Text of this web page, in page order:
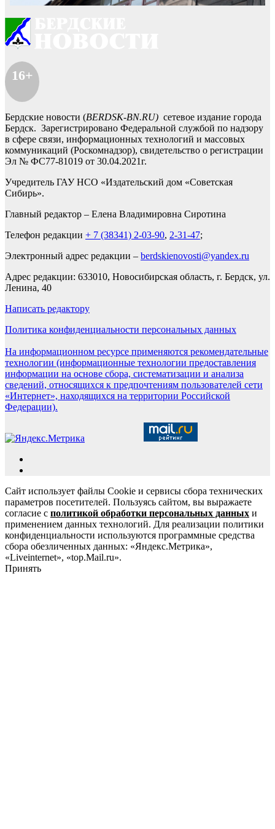
16+
Бердские новости (BERDSK-BN.RU) сетевое издание города
Бердск. Зарегистрировано Федеральной службой по надзору
в сфере связи, информационных технологий и массовых
коммуникаций (Роскомнадзор), свидетельство о регистрации
Эл № ФС77-81019 от 30.04.2021г.
Учредитель ГАУ НСО «Издательский дом «Советская
Сибирь».
Главный редактор – Елена Владимировна Сиротина
Телефон редакции + 7 (38341) 2-03-90, 2-31-47;
Электронный адрес редакции – berdskienovosti@yandex.ru
Адрес редакции: 633010, Новосибирская область, г. Бердск, ул.
Ленина, 40
Написать редактору
Политика конфиденциальности персональных данных
На информационном ресурсе применяются рекомендательные
технологии (информационные технологии предоставления
информации на основе сбора, систематизации и анализа
сведений, относящихся к предпочтениям пользователей сети
«Интернет», находящихся на территории Российской
Федерации).
Сайт использует файлы Cookie и сервисы сбора технических
параметров посетителей. Пользуясь сайтом, вы выражаете
согласие с политикой обработки персональных данных и
применением данных технологий. Для реализации политики
конфиденциальности используются программные средства
сбора обезличенных данных: «Яндекс.Метрика»,
«Liveinternet», «top.Mail.ru».
Принять